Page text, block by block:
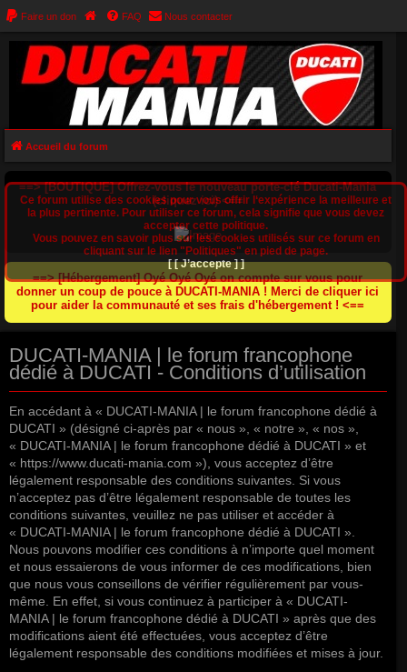
Faire un don FAQ Nous contacter
Accueil du forum
==> [BOUTIQUE] Offrez-vous le nouveau porte-clé Ducati-Mania
(cliquez ici) <==
==> [Hébergement] Oyé Oyé Oyé on compte sur vous pour
donner un coup de pouce à DUCATI-MANIA ! Merci de cliquer ici
pour aider la communauté et ses frais d'hébergement ! <==
DUCATI-MANIA | le forum francophone
dédié à DUCATI - Conditions d’utilisation
En accédant à « DUCATI-MANIA | le forum francophone dédié à
DUCATI » (désigné ci-après par « nous », « notre », « nos »,
« DUCATI-MANIA | le forum francophone dédié à DUCATI » et
« https://www.ducati-mania.com »), vous acceptez d’être
légalement responsable des conditions suivantes. Si vous
n’acceptez pas d’être légalement responsable de toutes les
conditions suivantes, veuillez ne pas utiliser et accéder à
« DUCATI-MANIA | le forum francophone dédié à DUCATI ».
Nous pouvons modifier ces conditions à n’importe quel moment
et nous essaierons de vous informer de ces modifications, bien
que nous vous conseillons de vérifier régulièrement par vous-
même. En effet, si vous continuez à participer à « DUCATI-
MANIA | le forum francophone dédié à DUCATI » après que des
modifications aient été effectuées, vous acceptez d’être
légalement responsable des conditions modifiées et mises à jour.
Ce forum utilise des cookies pour vous offrir l‘expérience la meilleure et
la plus pertinente. Pour utiliser ce forum, cela signifie que vous devez
accepter cette politique.
Vous pouvez en savoir plus sur les cookies utilisés sur ce forum en
cliquant sur le lien "Politiques" en pied de page.
[ [ J’accepte ] ]